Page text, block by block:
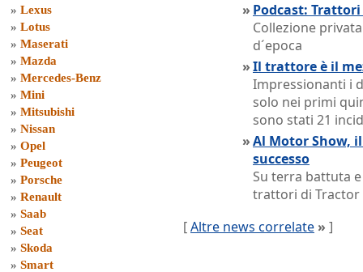
» Lexus
» Lotus
» Maserati
» Mazda
» Mercedes-Benz
» Mini
» Mitsubishi
» Nissan
» Opel
» Peugeot
» Porsche
» Renault
» Saab
» Seat
» Skoda
» Smart
» Podcast: Trattori
Collezione
d´epoca
»Il trattore è il
Impressionanti i
solo nei primi
sono stati 21
»Al Motor Show,
successo
Su terra battuta
trattori di Tractor
[Altre news correlate » ]